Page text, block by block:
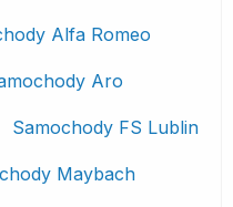
Alfa Romeo
Aro
Samochody FS Lublin
Maybach